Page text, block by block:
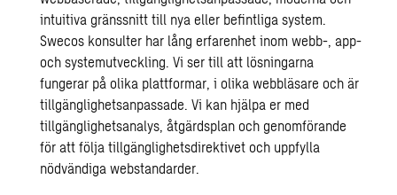
intuitiva gränssnitt till nya eller befintliga system.
Swecos konsulter har lång erfarenhet inom webb-, app-
och systemutveckling. Vi ser till att lösningarna
fungerar på olika plattformar, i olika webbläsare och är
tillgänglighetsanpassade. Vi kan hjälpa er med
tillgänglighetsanalys, åtgärdsplan och genomförande
för att följa tillgänglighetsdirektivet och uppfylla
nödvändiga webstandarder.